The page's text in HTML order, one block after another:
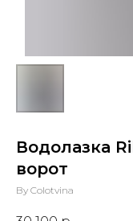
Водолазка
ворот
By Colotvina